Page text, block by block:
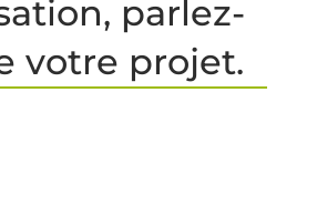
parlez-
votre projet.